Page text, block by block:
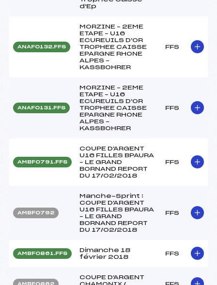
d'Ep
ANAF0132.FFS
MORZINE – 2EME
ETAPE – U16
ECUREUILS D'OR
TROPHEE CAISSE
EPARGNE RHONE
ALPES –
KASSBOHRER
FFS
ANAF0131.FFS
MORZINE – 2EME
ETAPE – U16
ECUREUILS D'OR
TROPHEE CAISSE
EPARGNE RHONE
ALPES –
KASSBOHRER
FFS
AMBF0791.FFS
COUPE D'ARGENT
U16 FILLES BPAURA
– LE GRAND
BORNAND REPORT
DU 17/02/2018
FFS
AMBF0792
Manche-Sprint :
COUPE D'ARGENT
U16 FILLES BPAURA
– LE GRAND
BORNAND REPORT
DU 17/02/2018
FFS
AMBF0861.FFS
Dimanche 18
février 2018
FFS
AMBF0862
COUPE D'ARGENT
CHAMONIX /
FFS